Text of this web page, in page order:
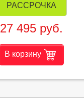
РАССРОЧКА
27 495 руб.
В корзину